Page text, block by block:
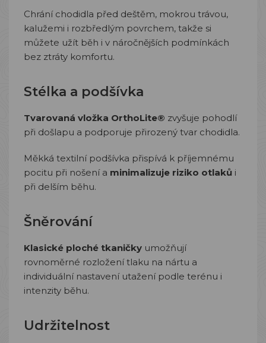
Chrání chodidla před deštěm, mokrou trávou,
kalužemi i rozbředlým povrchem, takže si
můžete užít běh i v náročnějších podmínkách
bez ztráty komfortu.
Stélka a podšívka
Tvarovaná vložka OrthoLite® zvyšuje pohodlí
při došlapu a podporuje přirozený tvar chodidla.
Měkká textilní podšívka přispívá k příjemnému
pocitu při nošení a minimalizuje riziko otlaků i
při delším běhu.
Šněrování
Klasické ploché tkaničky umožňují
rovnoměrné rozložení tlaku na nártu a
individuální nastavení utažení podle terénu i
intenzity běhu.
Udržitelnost